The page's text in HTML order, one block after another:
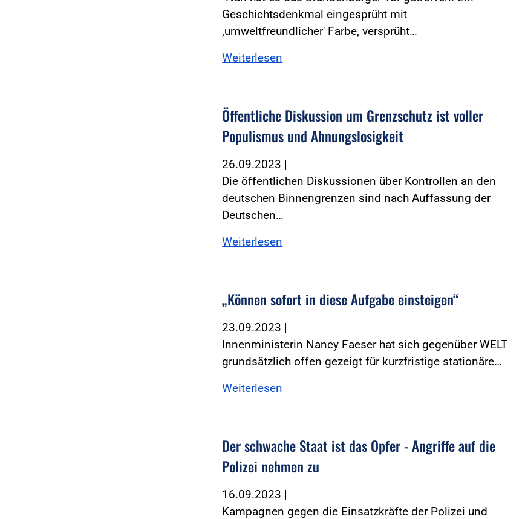
Geschichtsdenkmal eingesprüht mit
,umweltfreundlicher' Farbe, versprüht…
Weiterlesen
Öffentliche Diskussion um Grenzschutz ist voller
Populismus und Ahnungslosigkeit
26.09.2023 |
Die öffentlichen Diskussionen über Kontrollen an den
deutschen Binnengrenzen sind nach Auffassung der
Deutschen…
Weiterlesen
„Können sofort in diese Aufgabe einsteigen“
23.09.2023 |
Innenministerin Nancy Faeser hat sich gegenüber WELT
grundsätzlich offen gezeigt für kurzfristige stationäre…
Weiterlesen
Der schwache Staat ist das Opfer - Angriffe auf die
Polizei nehmen zu
16.09.2023 |
Kampagnen gegen die Einsatzkräfte der Polizei und